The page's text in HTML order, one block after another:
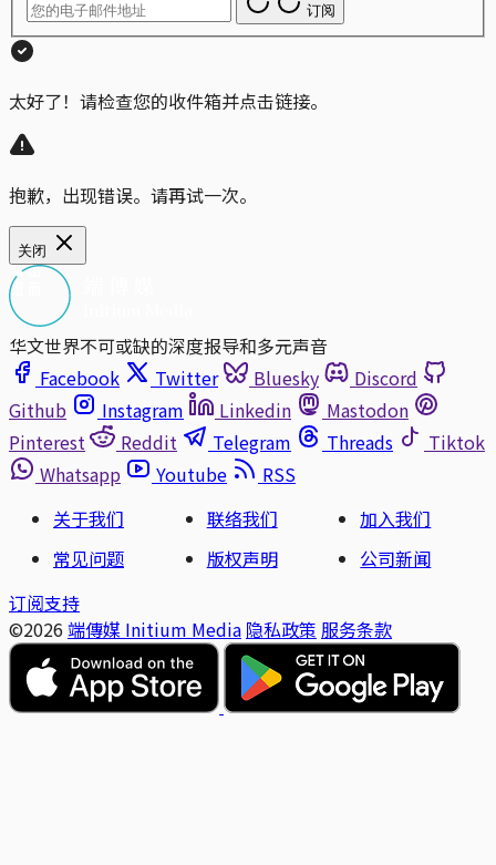
订阅
太好了！请检查您的收件箱并点击链接。
抱歉，出现错误。请再试一次。
关闭
华文世界不可或缺的深度报导和多元声音
Facebook
Twitter Bluesky
Discord
Github
Instagram Linkedin
Mastodon
Pinterest
Reddit Telegram Threads
Tiktok
Whatsapp
Youtube
RSS
关于我们
联络我们
加入我们
常见问题
版权声明
公司新闻
订阅支持
©2026 端傳媒 Initium Media 隐私政策 服务条款